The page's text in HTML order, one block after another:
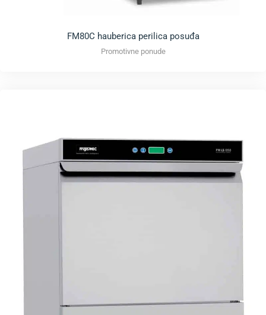
FM80C hauberica perilica posuđa
Promotivne ponude